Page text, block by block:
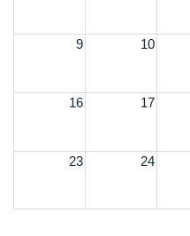
9 10
16 17
23 24